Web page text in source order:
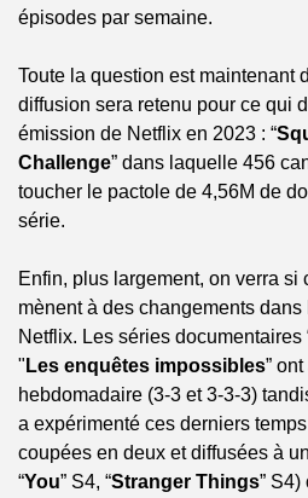
épisodes par semaine.
Toute la question est maintenant
diffusion sera retenu pour ce qui
émission de Netflix en 2023 : “
Challenge” dans laquelle 456
toucher le pactole de 4,56M de
série.
Enfin, plus largement, on verra si
mènent à des changements
Netflix. Les séries documentaires
" Les enquêtes impossibles”
hebdomadaire (3-3 et 3-3-3)
a expérimenté ces derniers
coupées en deux et diffusées à
“You” S4, “Stranger Things”